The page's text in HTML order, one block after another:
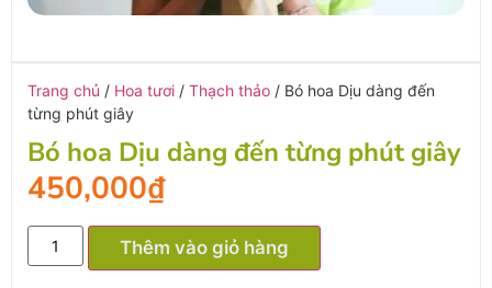
Trang chủ / Hoa tươi / Thạch thảo / Bó hoa Dịu dàng đến
từng phút giây
Bó hoa Dịu dàng đến từng phút giây
450,000₫
Thêm vào giỏ hàng